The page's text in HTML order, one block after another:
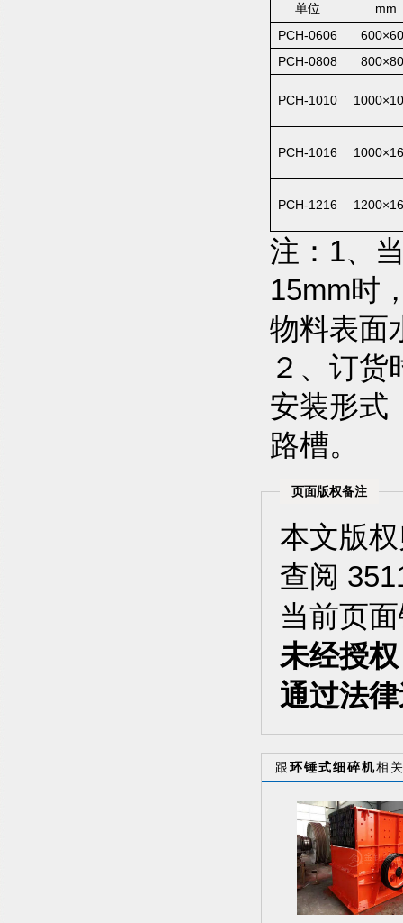
单位
mm
PCH-0606
PCH-0808
PCH-1010
PCH-1016
PCH-1216
注：1、
15mm时
物料表面
２、订
安装形式
路槽。
页面版权备注
本文版
查阅
当前页
未经授
通过法
跟环锤式细碎机相